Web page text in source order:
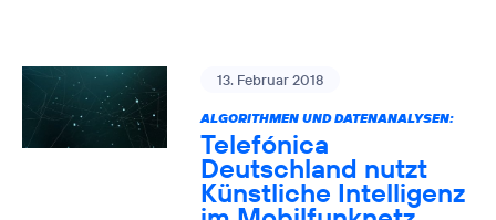
13. Februar 2018
ALGORITHMEN UND DATENANALYSEN:
Telefónica
Deutschland nutzt
Künstliche Intelligenz